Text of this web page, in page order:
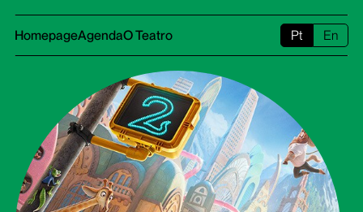
HomepageAgendaO Teatro Pt En